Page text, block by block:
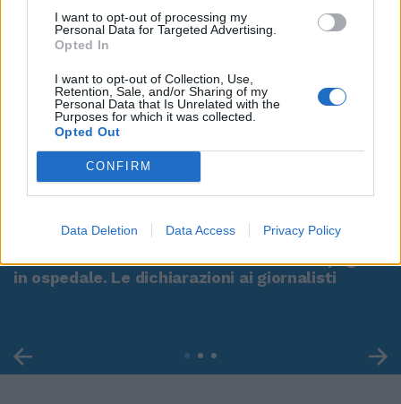
I want to opt-out of processing my
Personal Data for Targeted Advertising.
Opted In
I want to opt-out of Collection, Use,
Retention, Sale, and/or Sharing of my
Personal Data that Is Unrelated with the
Purposes for which it was collected.
Opted Out
CONFIRM
Data Deletion Data Access Privacy Policy
Leonardo Maria Del Vecchio dall'ex compagna
in ospedale. Le dichiarazioni ai giornalisti